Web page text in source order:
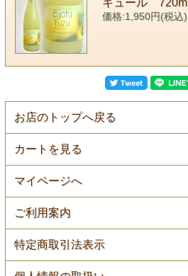
キュール 720ml
価格:1,950円(税込)
お店のトップへ戻る
カートを見る
マイページへ
ご利用案内
特定商取引法表示